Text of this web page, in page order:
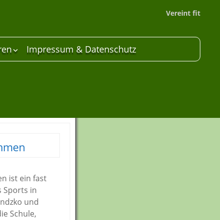
Vereint fit
Impressum & Datenschutz
ist ein fast
Sports in
und
Schule,